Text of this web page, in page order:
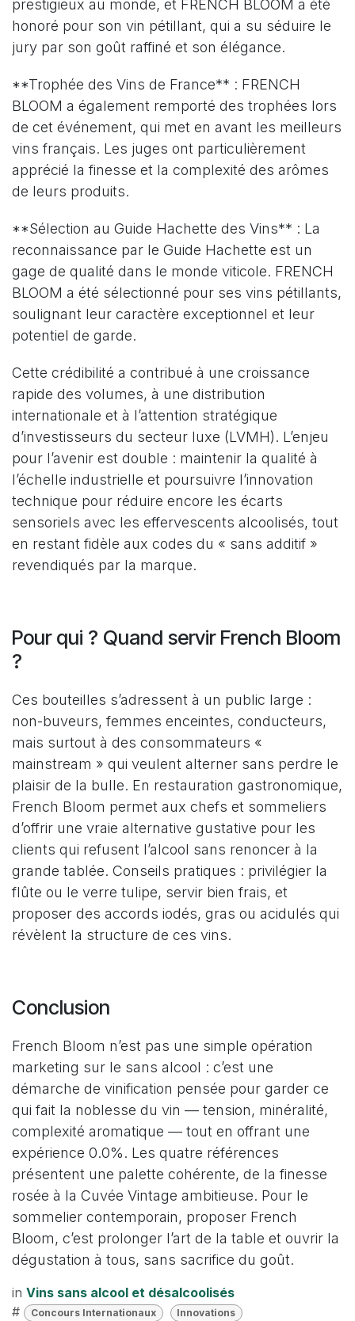
prestigieux au monde, et FRENCH BLOOM a été
honoré pour son vin pétillant, qui a su séduire le
jury par son goût raffiné et son élégance.
**Trophée des Vins de France** : FRENCH
BLOOM a également remporté des trophées lors
de cet événement, qui met en avant les meilleurs
vins français. Les juges ont particulièrement
apprécié la finesse et la complexité des arômes
de leurs produits.
**Sélection au Guide Hachette des Vins** : La
reconnaissance par le Guide Hachette est un
gage de qualité dans le monde viticole. FRENCH
BLOOM a été sélectionné pour ses vins pétillants,
soulignant leur caractère exceptionnel et leur
potentiel de garde.
Cette crédibilité a contribué à une croissance
rapide des volumes, à une distribution
internationale et à l’attention stratégique
d’investisseurs du secteur luxe (LVMH). L’enjeu
pour l’avenir est double : maintenir la qualité à
l’échelle industrielle et poursuivre l’innovation
technique pour réduire encore les écarts
sensoriels avec les effervescents alcoolisés, tout
en restant fidèle aux codes du « sans additif »
revendiqués par la marque.
Pour qui ? Quand servir French Bloom
?
Ces bouteilles s’adressent à un public large :
non-buveurs, femmes enceintes, conducteurs,
mais surtout à des consommateurs «
mainstream » qui veulent alterner sans perdre le
plaisir de la bulle. En restauration gastronomique,
French Bloom permet aux chefs et sommeliers
d’offrir une vraie alternative gustative pour les
clients qui refusent l’alcool sans renoncer à la
grande tablée. Conseils pratiques : privilégier la
flûte ou le verre tulipe, servir bien frais, et
proposer des accords iodés, gras ou acidulés qui
révèlent la structure de ces vins.
Conclusion
French Bloom n’est pas une simple opération
marketing sur le sans alcool : c’est une
démarche de vinification pensée pour garder ce
qui fait la noblesse du vin — tension, minéralité,
complexité aromatique — tout en offrant une
expérience 0.0%. Les quatre références
présentent une palette cohérente, de la finesse
rosée à la Cuvée Vintage ambitieuse. Pour le
sommelier contemporain, proposer French
Bloom, c’est prolonger l’art de la table et ouvrir la
dégustation à tous, sans sacrifice du goût.
in Vins sans alcool et désalcoolisés
#
Concours Internationaux
Innovations